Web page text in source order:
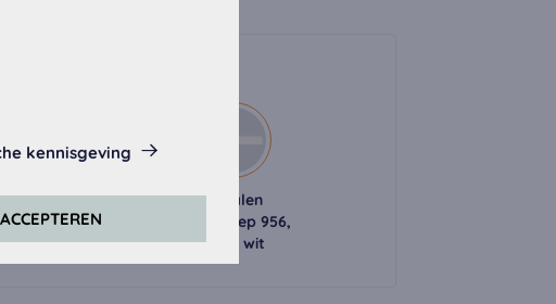
Daarvoor
Manager).
kennisgeving
Metalen
handgreep 726,
zwart
Metalen
handgreep 956,
alpin wit